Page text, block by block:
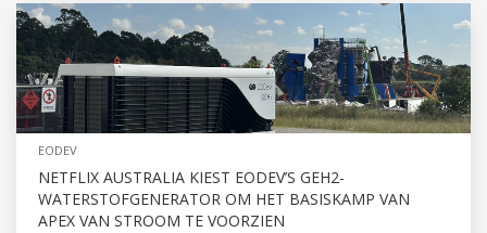
EODEV
NETFLIX AUSTRALIA KIEST EODEV’S GEH2-
WATERSTOFGENERATOR OM HET BASISKAMP VAN
APEX VAN STROOM TE VOORZIEN